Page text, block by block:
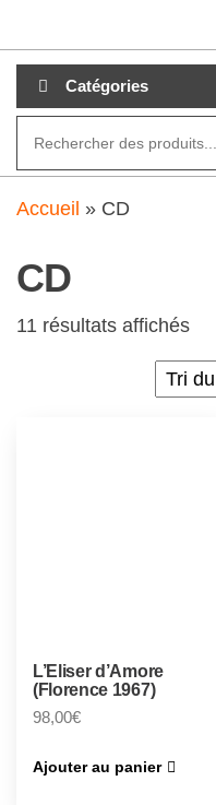
au
contenuCatégories
Accueil » CD
CD
11 résultats affichés
L’Eliser d’Amore
(Florence 1967)
98,00€
Ajouter au panier